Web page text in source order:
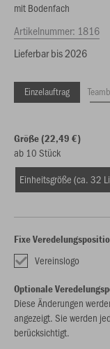
mit Bodenfach
Artikelnummer: 1816
Lieferbar bis 2026
Einzelauftrag
Größe (22,49 €)
ab 10 Stück
Einheitsgröße (ca. 32
Fixe
Vereinslogo
Optionale
Diese Änderungen
angezeigt. Sie werden
berücksichtigt.